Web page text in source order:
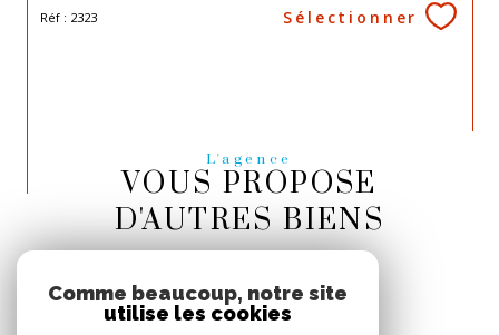
Réf : 2323 Sélectionner
L'agence
VOUS PROPOSE
D'AUTRES BIENS
Comme beaucoup, notre site
utilise les cookies